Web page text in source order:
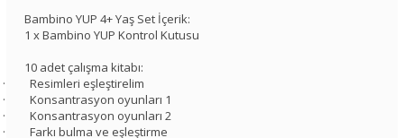
Bambino YUP 4+ Yaş Set İçerik:
1 x Bambino YUP Kontrol Kutusu
10 adet çalışma kitabı:
· Resimleri eşleştirelim
· Konsantrasyon oyunları 1
· Konsantrasyon oyunları 2
· Farkı bulma ve eşleştirme